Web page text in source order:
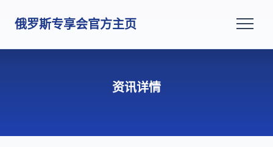
俄罗斯专享会官方主页
资讯详情